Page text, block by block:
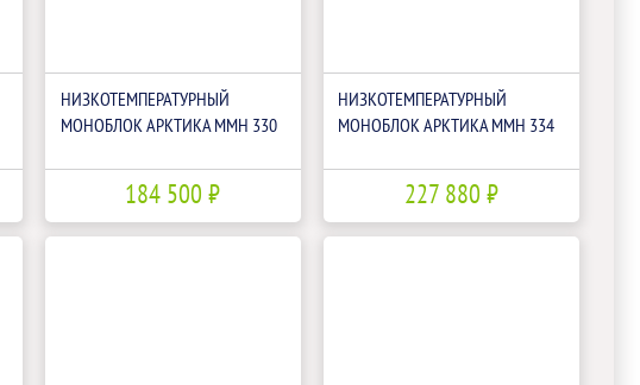
НИЗКОТЕМПЕРАТУРНЫЙ
МОНОБЛОК АРКТИКА ММН 330
184 500 ₽
НИЗКОТЕМПЕРАТУРНЫЙ
МОНОБЛОК АРКТИКА ММН 334
227 880 ₽